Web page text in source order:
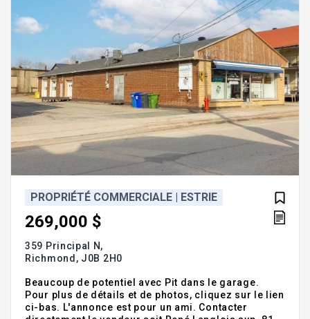
PROPRIÉTÉ COMMERCIALE | ESTRIE
269,000 $
359 Principal N,
Richmond, J0B 2H0
Beaucoup de potentiel avec Pit dans le garage.
Pour plus de détails et de photos, cliquez sur le lien
ci-bas. L'annonce est pour un ami. Contacter